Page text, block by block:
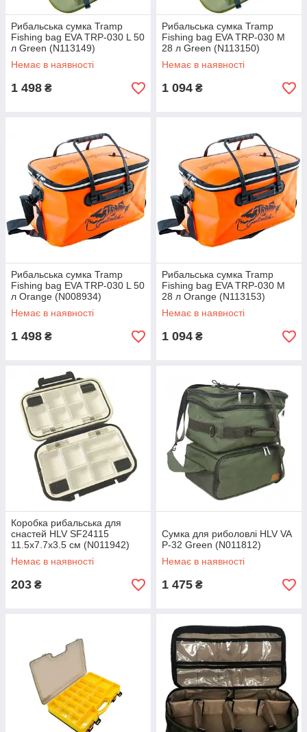
Рибальська сумка Tramp
Fishing bag EVA TRP-030 L 50
л Green (N113149)
Немає в наявності
1 498 ₴
Рибальська сумка Tramp
Fishing bag EVA TRP-030 M
28 л Green (N113150)
Немає в наявності
1 094 ₴
Рибальська сумка Tramp
Fishing bag EVA TRP-030 L 50
л Orange (N008934)
Немає в наявності
1 498 ₴
Рибальська сумка Tramp
Fishing bag EVA TRP-030 M
28 л Orange (N113153)
Немає в наявності
1 094 ₴
Коробка рибальська для
снастей HLV SF24115
11.5х7.7х3.5 см (N011942)
Немає в наявності
203 ₴
Сумка для риболовлі HLV VA
P-32 Green (N011812)
Немає в наявності
1 475 ₴